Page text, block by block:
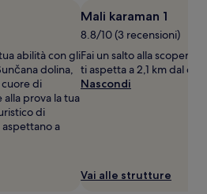
abilità con gli
dolina,
di
prova la tua
di
a
Mali karaman 1
8.8/10 (3 recensioni)
Fai un salto alla scoperta
ti aspetta a 2,1 km dal
Nascondi
Vai alle strutture